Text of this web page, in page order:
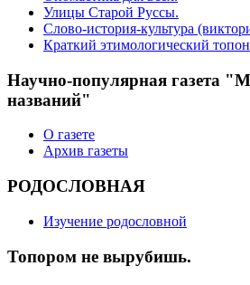
Улицы Старой Руссы.
Слово-история-культура
Краткий этимологический
Научно-популярная газета
названий"
О газете
Архив газеты
РОДОСЛОВНАЯ
Изучение родословной
Топором не вырубишь.